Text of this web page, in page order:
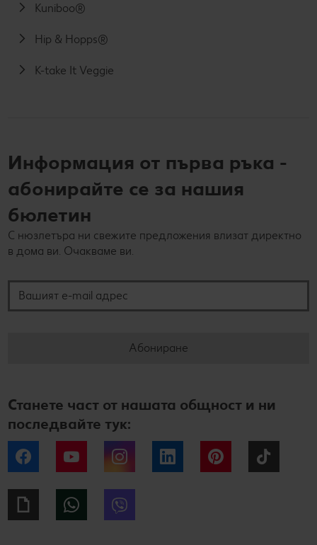
Kuniboo®
Hip & Hopps®
K-take It Veggie
Информация от първа ръка -
абонирайте се за нашия
бюлетин
С нюзлетъра ни свежите предложения влизат директно
в дома ви. Очакваме ви.
Абониране
Станете част от нашата общност и ни
последвайте тук:
Facebook YouTube Instagram LinkedIn Pinterest
Giphy WhatsApp